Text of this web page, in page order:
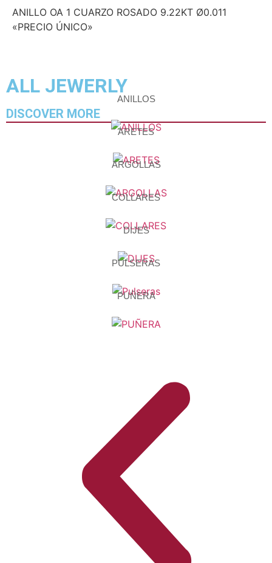
ANILLO OA 1 CUARZO ROSADO 9.22KT Ø0.011
«PRECIO ÚNICO»
ALL JEWERLY
DISCOVER MORE
ANILLOS
ARETES
ARGOLLAS
COLLARES
DIJES
PULSERAS
PUÑERA